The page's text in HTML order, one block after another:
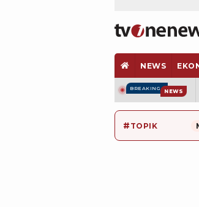
NEWS
BREAKING NEWS
# TOPIK